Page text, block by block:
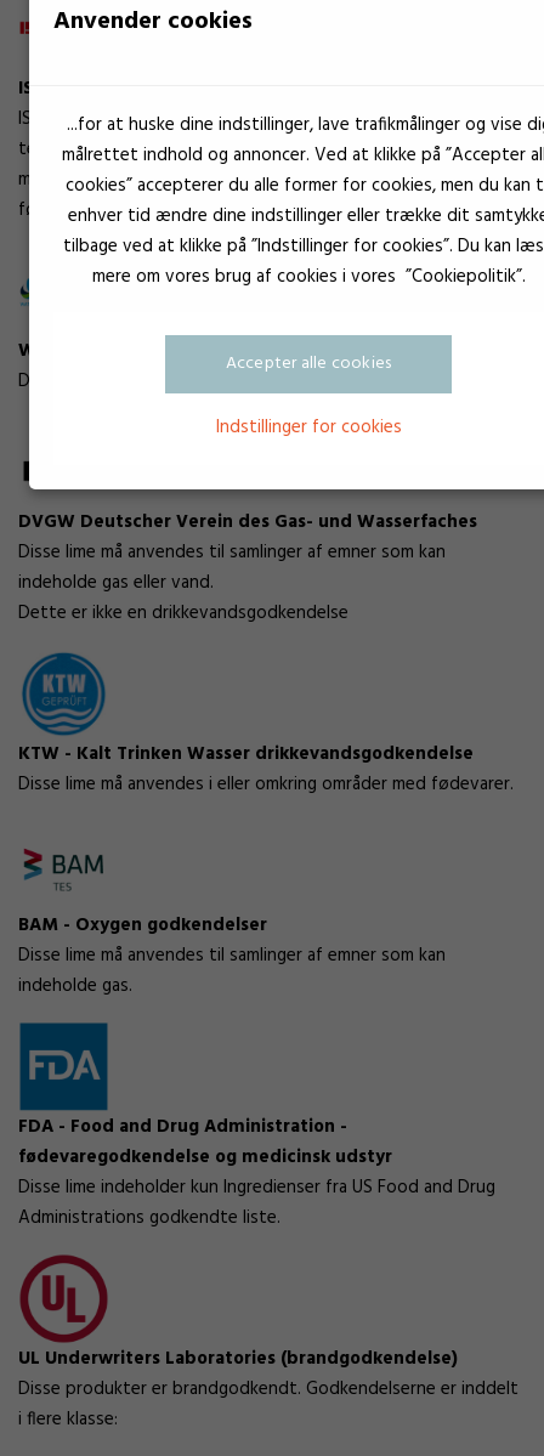
ISEGA - Fødevaregodkendelse lim
ISEGA (Industrie-Studien Und Entsorgungsgesellschaft) er et
testinstitut som udfører test og kontrol af en lang række
materialer som emballager, værktøjer, samt lim til produktion af
fødevaremaskiner og fødevareudstyr.
WRAS - Drikkevandsgodkendelse
Disse lime må anvendes i eller omkring områder med fødevarer.
DVGW Deutscher Verein des Gas- und Wasserfaches
Disse lime må anvendes til samlinger af emner som kan
indeholde gas eller vand.
Dette er ikke en drikkevandsgodkendelse
KTW - Kalt Trinken Wasser drikkevandsgodkendelse
Disse lime må anvendes i eller omkring områder med fødevarer.
BAM - Oxygen godkendelser
Disse lime må anvendes til samlinger af emner som kan
indeholde gas.
FDA - Food and Drug Administration -
fødevaregodkendelse og medicinsk udstyr
Disse lime indeholder kun Ingredienser fra US Food and Drug
Administrations godkendte liste.
UL Underwriters Laboratories (brandgodkendelse)
Disse produkter er brandgodkendt. Godkendelserne er inddelt
i flere klasse:
Anvender cookies
...for at huske dine indstillinger, lave trafikmålinger og vise
målrettet indhold og annoncer. Ved at klikke på ”Accepter
cookies” accepterer du alle former for cookies, men du kan
enhver tid ændre dine indstillinger eller trække dit
tilbage ved at klikke på ”Indstillinger for cookies”. Du kan
mere om vores brug af cookies i vores ”Cookiepolitik”.
Accepter alle cookies
Indstillinger for cookies